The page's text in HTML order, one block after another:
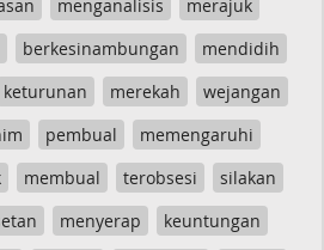
menganalisis
merajuk
berkesinambungan
mendidih
keturunan merekah
wejangan
pembual
memengaruhi
membual terobsesi
silakan
menyerap
keuntungan